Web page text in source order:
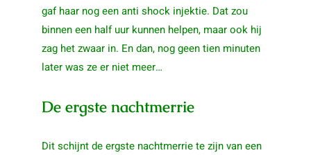
gaf haar nog een anti shock injektie. Dat zou
binnen een half uur kunnen helpen, maar ook hij
zag het zwaar in. En dan, nog geen tien minuten
later was ze er niet meer…
De ergste nachtmerrie
Dit schijnt de ergste nachtmerrie te zijn van een